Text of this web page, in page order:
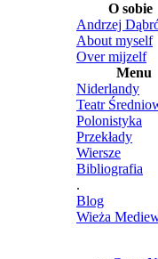
O sobie
Andrzej
About myself
Over mijzelf
Menu
Niderlandy
Teatr
Polonistyka
Przekłady
Wiersze
Bibliografia
.
Blog
Wieża